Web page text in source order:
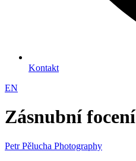
Kontakt
EN
Zásnubní focení
Petr Pělucha Photography